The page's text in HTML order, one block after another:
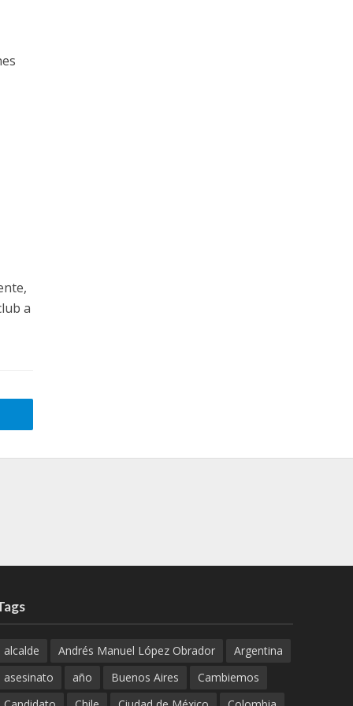
a
alcalde Andrés Manuel López Obrador
Argentina
asesinato
año Buenos Aires
Cambiemos